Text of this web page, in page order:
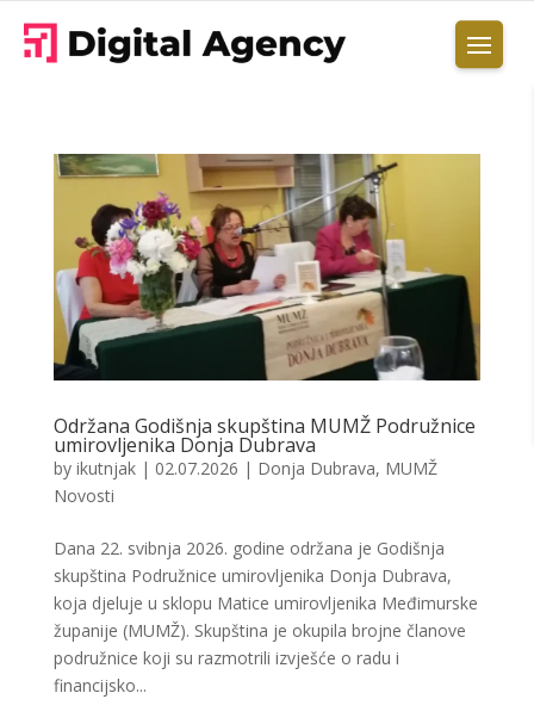
Održana Godišnja skupština MUMŽ Podružnice
umirovljenika Donja Dubrava
by ikutnjak| 02.07.2026 | Donja Dubrava, MUMŽ
Novosti
Dana 22. svibnja 2026. godine održana je Godišnja
skupština Podružnice umirovljenika Donja Dubrava,
koja djeluje u sklopu Matice umirovljenika Međimurske
županije (MUMŽ). Skupština je okupila brojne članove
podružnice koji su razmotrili izvješće o radu i
financijsko...